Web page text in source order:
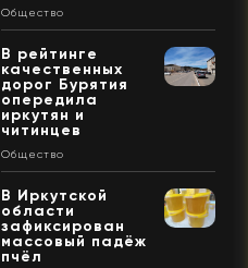
Общество
В рейтинге
качественных
дорог Бурятия
опередила
иркутян и
читинцев
Общество
В Иркутской
области
зафиксирован
массовый падёж
пчёл